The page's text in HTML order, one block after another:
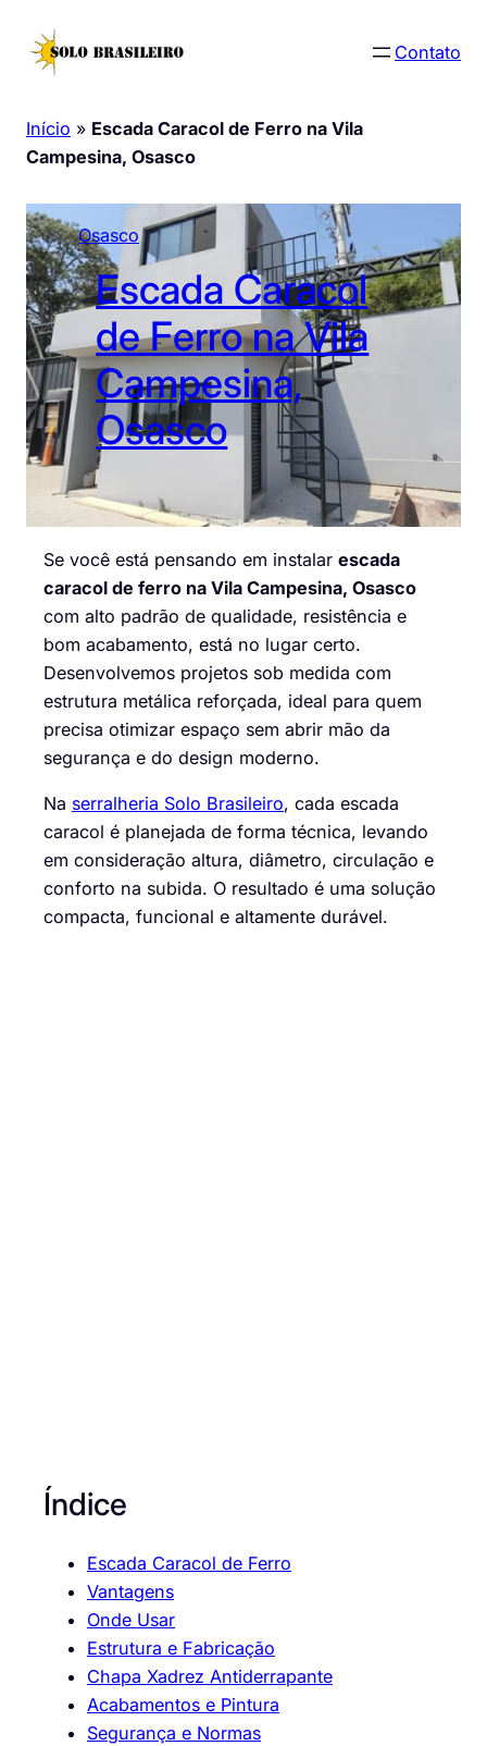
para
Contato
Início » Escada Caracol de Ferro na Vila
Campesina, Osasco
Osasco
Escada Caracol
de Ferro na Vila
Campesina,
Osasco
Se você está pensando em instalar escada
caracol de ferro na Vila Campesina, Osasco
com alto padrão de qualidade, resistência e
bom acabamento, está no lugar certo.
Desenvolvemos projetos sob medida com
estrutura metálica reforçada, ideal para quem
precisa otimizar espaço sem abrir mão da
segurança e do design moderno.
Na serralheria Solo Brasileiro, cada escada
caracol é planejada de forma técnica, levando
em consideração altura, diâmetro, circulação e
conforto na subida. O resultado é uma solução
compacta, funcional e altamente durável.
Índice
Escada Caracol de Ferro
Vantagens
Onde Usar
Estrutura e Fabricação
Chapa Xadrez Antiderrapante
Acabamentos e Pintura
Segurança e Normas